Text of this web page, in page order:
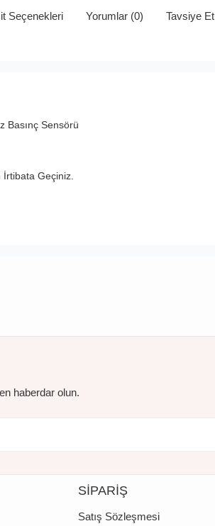
Seçenekleri Yorumlar (0) Tavsiye Et
Basınç Sensörü
Geçiniz.
haberdar olun.
SİPARİŞ
Satış Sözleşmesi